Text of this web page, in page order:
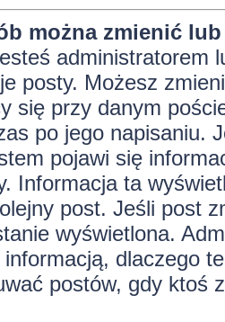
można zmienić
administratorem
posty. Możesz
się przy danym
po jego napisaniu.
pojawi się
Informacja ta
post. Jeśli post
wyświetlona.
dlaczego
postów, gdy ktoś